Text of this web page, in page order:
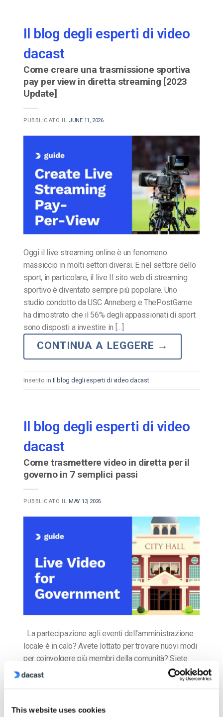
This website uses cookies
Il blog degli esperti di video
dacast
Come creare una trasmissione sportiva
pay per view in diretta streaming [2023
Update]
PUBBLICATO IL JUNE 11, 2026
Oggi il live streaming online è un fenomeno
massiccio in molti settori diversi. E nel settore dello
sport, in particolare, il live Il sito web di streaming
sportivo è diventato sempre più popolare. Uno
studio condotto da USC Anneberg e ThePostGame
ha dimostrato che il 56% degli appassionati di sport
sono disposti a investire in […]
CONTINUA A LEGGERE →
Inserito in Il blog degli esperti di video dacast
Il blog degli esperti di video
dacast
Come trasmettere video in diretta per il
governo in 7 semplici passi
PUBBLICATO IL MAY 13, 2026
La partecipazione agli eventi dell’amministrazione
locale è in calo? Avete lottato per trovare nuovi modi
per coinvolgere più membri della comunità? Siete
alla ricerca di una soluzione a basso costo per
aumentare l’affluenza ai vostri eventi? Benvenuti nel
di oggi, le soluzioni di streaming sono il […]